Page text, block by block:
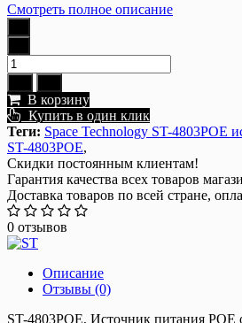
Смотреть полное описание
В корзину
Купить в один клик
Теги: Space Technology ST-4803POE
ST-4803POE,
Скидки постоянным клиентам!
Гарантия качества всех товаров
Доставка товаров по всей стране,
0 отзывов
Описание
Отзывы (0)
ST-4803POE, Источник питания POE